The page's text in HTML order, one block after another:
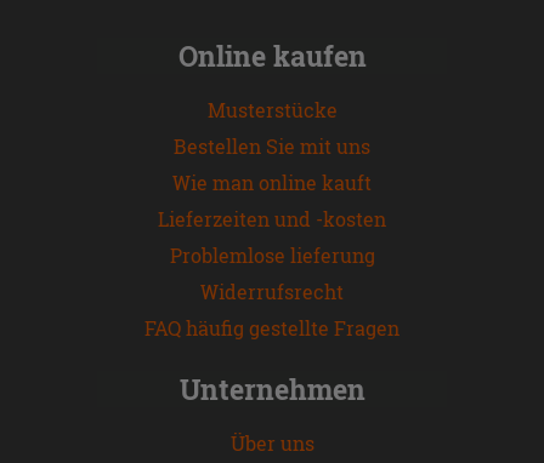
Online kaufen
Musterstücke
Bestellen Sie mit uns
Wie man online kauft
Lieferzeiten und -kosten
Problemlose lieferung
Widerrufsrecht
FAQ häufig gestellte Fragen
Unternehmen
Über uns